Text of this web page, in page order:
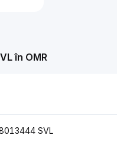
în OMR
SVL